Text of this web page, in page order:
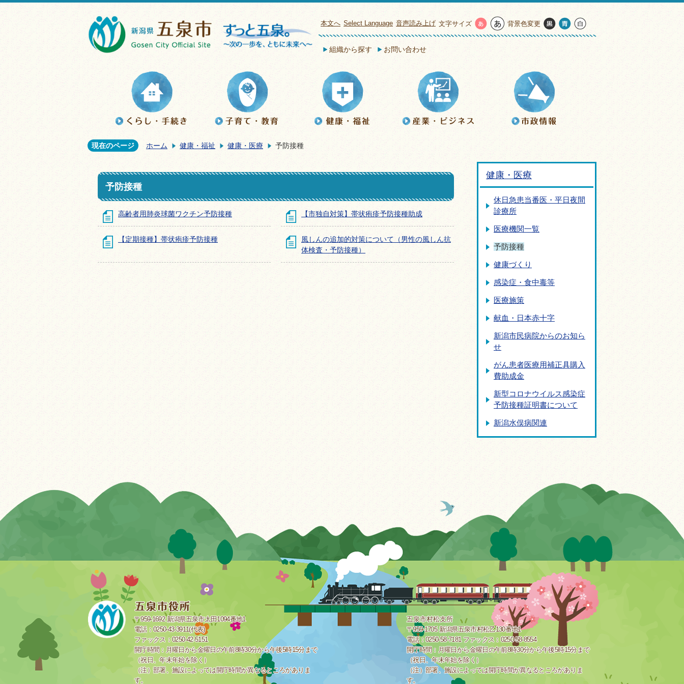
本文へ Select Language 音声読み上げ 文字サイズ 背景色変更
組織から探す お問い合わせ
現在のページ ホーム 健康・福祉 健康・医療 予防接種
予防接種
高齢者用肺炎球菌ワクチン予防接種 【市独自対策】帯状疱疹予防接種助成
【定期接種】帯状疱疹予防接種
風しんの追加的対策について（男性の風しん抗
体検査・予防接種）
健康・医療
休日急患当番医・平日夜間
診療所
医療機関一覧
予防接種
健康づくり
感染症・食中毒等
医療施策
献血・日本赤十字
新潟市民病院からのお知ら
せ
がん患者医療用補正具購入
費助成金
新型コロナウイルス感染症
予防接種証明書について
新潟水俣病関連
〒959-1692 新潟県五泉市太田1094番地1
電話：0250-43-3911(代表)
ファックス：0250-42-5151
開庁時間：月曜日から金曜日の午前8時30分から午後5時15分まで
（祝日、年末年始を除く）
（注）部署、施設によっては開庁時間が異なるところがありま
す。
五泉市村松支所
〒959-1705 新潟県五泉市村松乙130番地1
電話：0250-58-7181 ファックス：0250-58-8554
開庁時間：月曜日から金曜日の午前8時30分から午後5時15分まで
（祝日、年末年始を除く）
（注）部署、施設によっては開庁時間が異なるところがありま
す。